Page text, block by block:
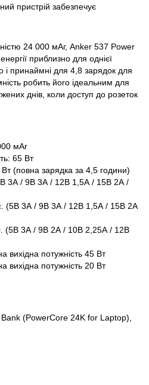
пристрій забезпечує
24 000 мАг, Anker 537 Power
приблизно для однієї
і принаймні для 4,8 зарядок для
робить його ідеальним для
днів, коли доступ до розеток
мАг
65 Вт
(повна зарядка за 4,5 години)
3А / 9В 3А / 12В 1,5А / 15В 2А /
(5В 3А / 9В 3А / 12В 1,5А / 15В 2А
(5В 3А / 9В 2А / 10В 2,25А / 12В
вихідна потужність 45 Вт
вихідна потужність 20 Вт
(PowerCore 24K for Laptop),